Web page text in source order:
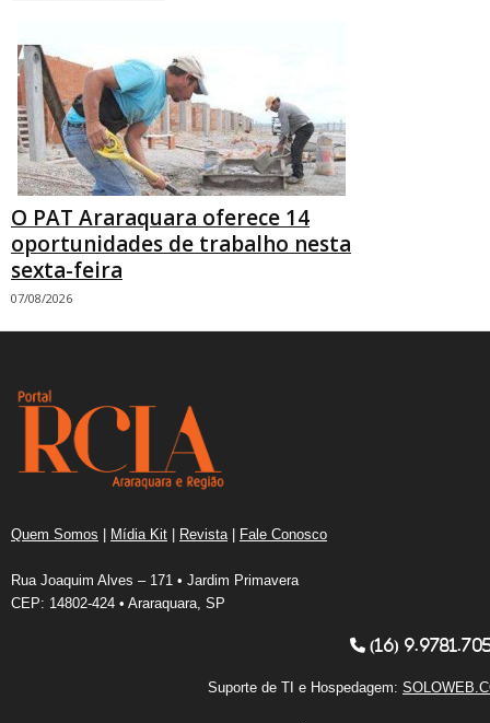
O PAT Araraquara oferece 14
oportunidades de trabalho nesta
sexta-feira
07/08/2026
Quem Somos | Mídia Kit | Revista | Fale Conosco
Rua Joaquim Alves – 171 • Jardim Primavera
CEP: 14802-424 • Araraquara, SP
(16)
Suporte de TI e Hospedagem: